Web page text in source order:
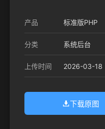
产品 标准版PHP
分类 系统后台
上传时间 2026-03-18
下载原图